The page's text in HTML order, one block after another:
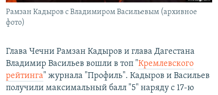
Все сайты РСЕ/РС
Рамзан Кадыров с Владимиром Васильевым (архивное
фото)
Глава Чечни Рамзан Кадыров и глава Дагестана
Владимир Васильев вошли в топ "Кремлевского
рейтинга" журнала "Профиль". Кадыров и Васильев
получили максимальный балл "5" наряду с 17-ю